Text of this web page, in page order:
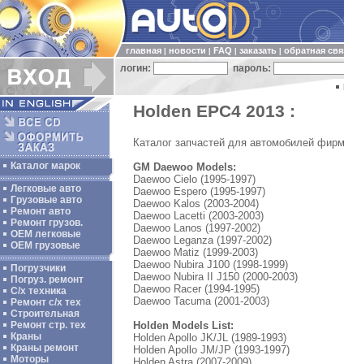
главная новости FAQ заказать обратная
логин: пароль:
Каталог марок
Легковые авто
Грузовые авто
Ремонт авто
Ремонт грузов.
ОЕМ легковые
OEM грузовые
Погрузчики
Погруз. ремонт
С/х техника
Ремонт с/х тех
Строительная
Ремонт стр. тех
Краны
Краны ремонт
Моторы
Holden EPC4 2013 :
Каталог запчастей для автомобилей
GM Daewoo Models:
Daewoo Cielo (1995-1997)
Daewoo Espero (1995-1997)
Daewoo Kalos (2003-2004)
Daewoo Lacetti (2003-2003)
Daewoo Lanos (1997-2002)
Daewoo Leganza (1997-2002)
Daewoo Matiz (1999-2003)
Daewoo Nubira J100 (1998-1999)
Daewoo Nubira II J150 (2000-2003)
Daewoo Racer (1994-1995)
Daewoo Tacuma (2001-2003)
Holden Models List:
Holden Apollo JK/JL (1989-1993)
Holden Apollo JM/JP (1993-1997)